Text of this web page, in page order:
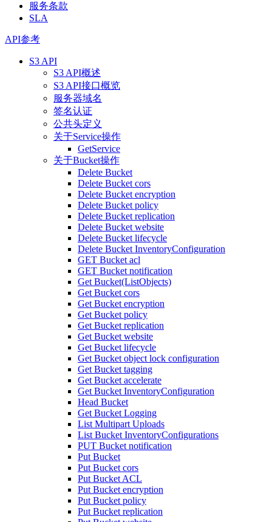
服务条款
SLA
API参考
S3 API
S3 API概述
S3 API接口概览
服务器域名
签名认证
公共头定义
关于Service操作
GetService
关于Bucket操作
Delete Bucket
Delete Bucket cors
Delete Bucket encryption
Delete Bucket policy
Delete Bucket replication
Delete Bucket website
Delete Bucket lifecycle
Delete Bucket InventoryConfiguration
GET Bucket acl
GET Bucket notification
Get Bucket(ListObjects)
Get Bucket cors
Get Bucket encryption
Get Bucket policy
Get Bucket replication
Get Bucket website
Get Bucket lifecycle
Get Bucket object lock configuration
Get Bucket tagging
Get Bucket accelerate
Get Bucket InventoryConfiguration
Head Bucket
Get Bucket Logging
List Multipart Uploads
List Bucket InventoryConfigurations
PUT Bucket notification
Put Bucket
Put Bucket cors
Put Bucket ACL
Put Bucket encryption
Put Bucket policy
Put Bucket replication